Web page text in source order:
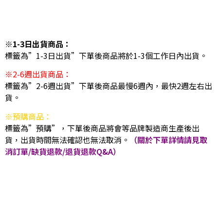
※1-3日出貨商品：
標籤為”1-3日出貨”下單後商品將於1-3個工作日內出貨。
※2-6週出貨商品：
標籤為”2-6週出貨”下單後商品最慢6週內，最快2週左右出
貨。
※預購商品：
標籤為”預購”，下單後商品將會等品牌製造商生產後出
貨，出貨時間無法確認也無法取消。
（關於下單詳情請見取
消訂單/缺貨退款/退貨退款Q&A）